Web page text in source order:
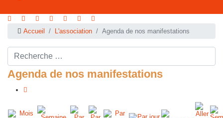
Accueil L'association Agenda de nos manifestations
Rechercher ...
Agenda de nos manifestations